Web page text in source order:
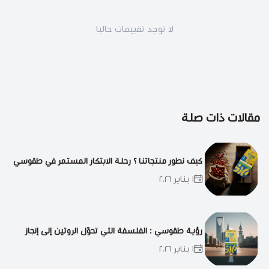
لا توجد تقييمات حاليا
مقالات ذات صلة
كيف نطور منتجاتنا ؟ رحلة الابتكار المستمر في طقوسي
١ يناير ٢٠٢٦
رؤية طقوسي : الفلسفة التي تحوّل الروتين إلى إنجاز
١ يناير ٢٠٢٦